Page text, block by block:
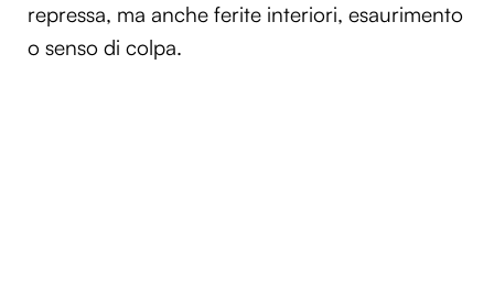
repressa, ma anche ferite interiori, esaurimento
o senso di colpa.